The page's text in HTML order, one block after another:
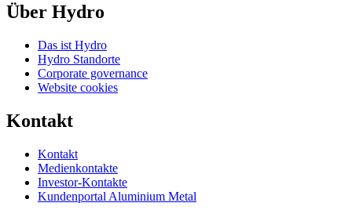
Über Hydro
Das ist Hydro
Hydro Standorte
Corporate governance
Website cookies
Kontakt
Kontakt
Medienkontakte
Investor-Kontakte
Kundenportal Aluminium Metal